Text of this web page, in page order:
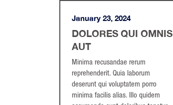
January 23, 2024
DOLORES QUI OMNIS
AUT
Minima recusandae rerum
reprehenderit. Quia laborum
deserunt qui voluptatem porro
minima facilis alias. Illo quidem